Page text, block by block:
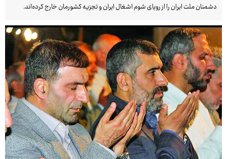
دشمنان ملت ایران را از رویای شوم اشغال ایران و تجزیه کشورمان خارج کرده‌اند.